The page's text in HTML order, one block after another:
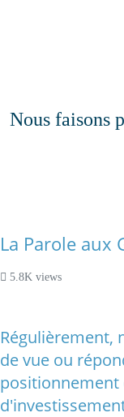
Nous faisons
La Parole aux
5.8K views
Régulièrement,
de vue ou
positionnement